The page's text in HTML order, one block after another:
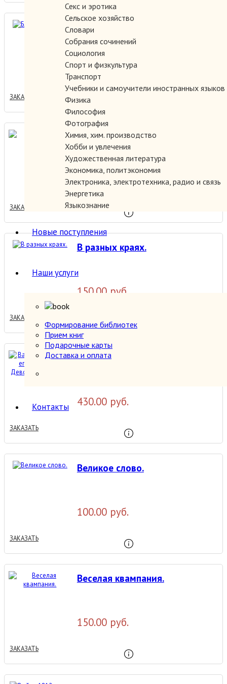
Секс и эротика
Сельское хозяйство
Словари
Собрания сочинений
Социология
Спорт и физкультура
Транспорт
Учебники и самоучители иностранных языков
Физика
Философия
Фотография
Химия, хим. производство
Хобби и увлечения
Художественная литература
Экономика, политэкономия
Электроника, электротехника, радио и связь
Энергетика
Языкознание
Новые поступления
Наши услуги
Формирование библиотек
Прием книг
Подарочные карты
Доставка и оплата
Контакты
Близко-далеко.
1000.00 руб.
ЗАКАЗАТЬ
Богатырская история.
250.00 руб.
ЗАКАЗАТЬ
В разных краях.
150.00 руб.
ЗАКАЗАТЬ
Васек Трубачев и его
430.00 руб.
ЗАКАЗАТЬ
Великое слово.
100.00 руб.
ЗАКАЗАТЬ
Веселая квампания.
150.00 руб.
ЗАКАЗАТЬ